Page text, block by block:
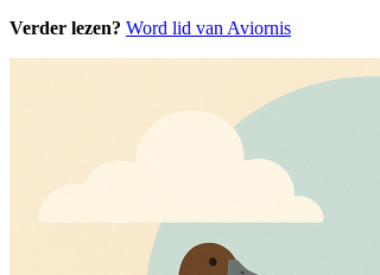
Verder lezen? Word lid van Aviornis